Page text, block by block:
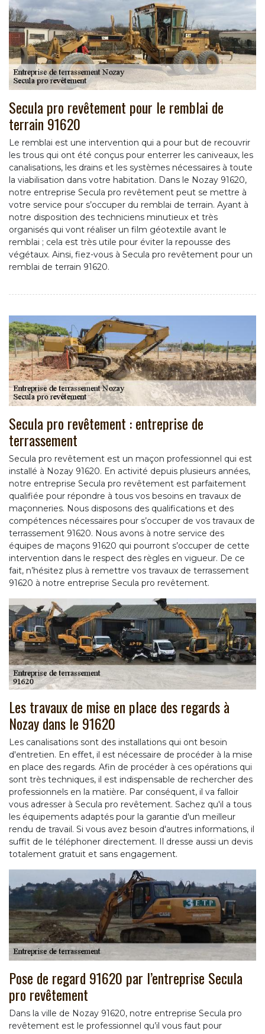
Secula pro revêtement pour le remblai de
terrain 91620
Le remblai est une intervention qui a pour but de recouvrir
les trous qui ont été conçus pour enterrer les caniveaux, les
canalisations, les drains et les systèmes nécessaires à toute
la viabilisation dans votre habitation. Dans le Nozay 91620,
notre entreprise Secula pro revêtement peut se mettre à
votre service pour s’occuper du remblai de terrain. Ayant à
notre disposition des techniciens minutieux et très
organisés qui vont réaliser un film géotextile avant le
remblai ; cela est très utile pour éviter la repousse des
végétaux. Ainsi, fiez-vous à Secula pro revêtement pour un
remblai de terrain 91620.
Secula pro revêtement : entreprise de
terrassement
Secula pro revêtement est un maçon professionnel qui est
installé à Nozay 91620. En activité depuis plusieurs années,
notre entreprise Secula pro revêtement est parfaitement
qualifiée pour répondre à tous vos besoins en travaux de
maçonneries. Nous disposons des qualifications et des
compétences nécessaires pour s’occuper de vos travaux de
terrassement 91620. Nous avons à notre service des
équipes de maçons 91620 qui pourront s’occuper de cette
intervention dans le respect des règles en vigueur. De ce
fait, n’hésitez plus à remettre vos travaux de terrassement
91620 à notre entreprise Secula pro revêtement.
Les travaux de mise en place des regards à
Nozay dans le 91620
Les canalisations sont des installations qui ont besoin
d'entretien. En effet, il est nécessaire de procéder à la mise
en place des regards. Afin de procéder à ces opérations qui
sont très techniques, il est indispensable de rechercher des
professionnels en la matière. Par conséquent, il va falloir
vous adresser à Secula pro revêtement. Sachez qu'il a tous
les équipements adaptés pour la garantie d'un meilleur
rendu de travail. Si vous avez besoin d'autres informations, il
suffit de le téléphoner directement. Il dresse aussi un devis
totalement gratuit et sans engagement.
Pose de regard 91620 par l’entreprise Secula
pro revêtement
Dans la ville de Nozay 91620, notre entreprise Secula pro
revêtement est le professionnel qu’il vous faut pour